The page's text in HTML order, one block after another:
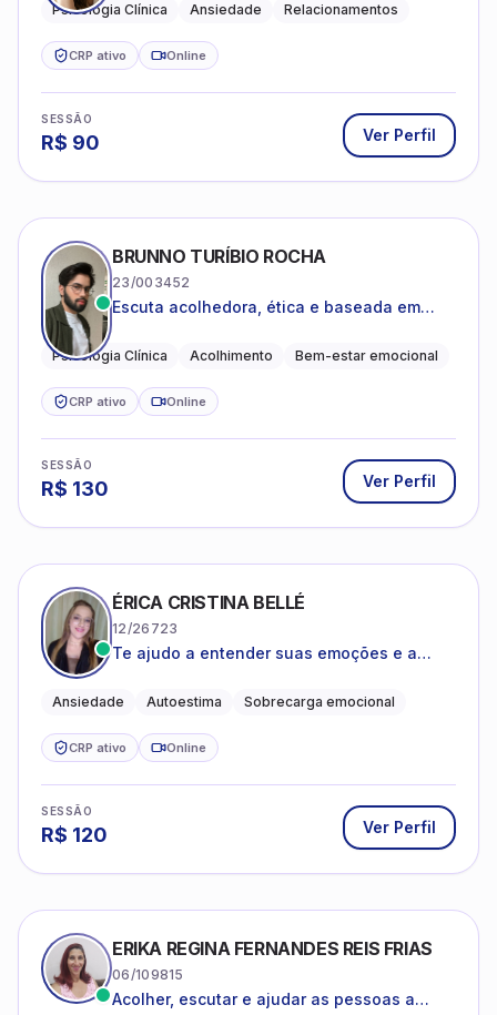
Psicologia Clínica Ansiedade Relacionamentos
CRP ativo Online
SESSÃO
R$ 90 Ver Perfil
BRUNNO TURÍBIO ROCHA
23/003452
Escuta acolhedora, ética e baseada em
Psicologia Clínica Acolhimento Bem-estar emocional
CRP ativo Online
SESSÃO
R$ 130 Ver Perfil
ÉRICA CRISTINA BELLÉ
12/26723
Te ajudo a entender suas emoções e a
que você está vivendo
Ansiedade Autoestima Sobrecarga emocional
CRP ativo Online
SESSÃO
R$ 120 Ver Perfil
ERIKA REGINA FERNANDES REIS FRIAS
06/109815
Acolher, escutar e ajudar as pessoas a